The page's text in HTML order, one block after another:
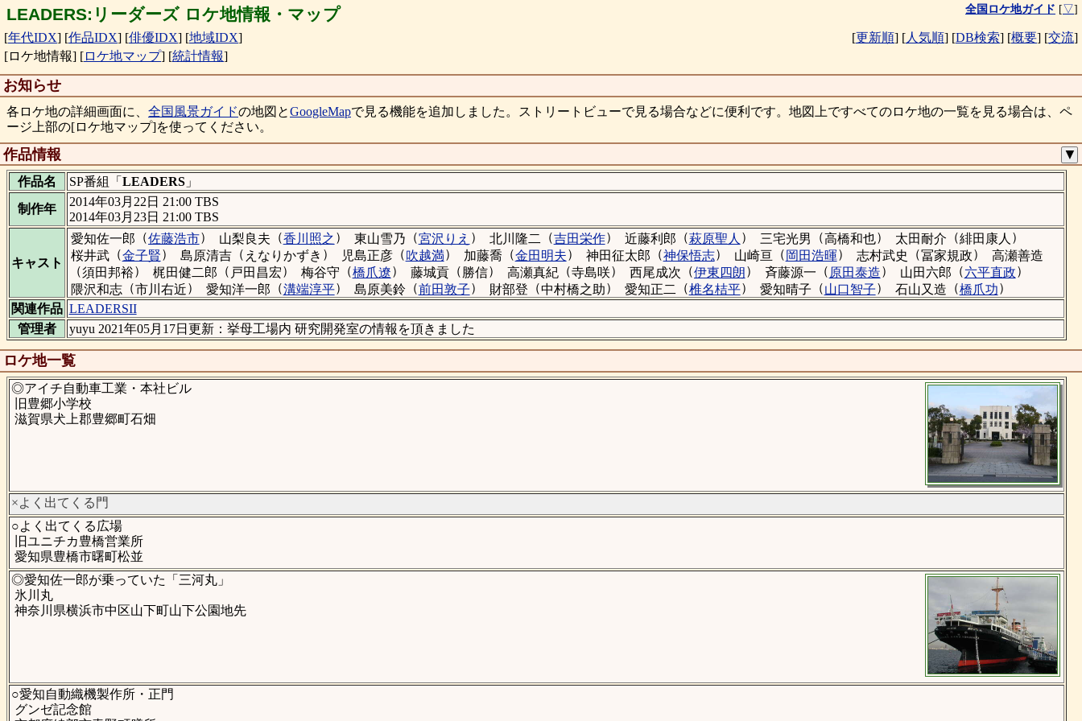
LEADERS:リーダーズ ロケ地情報・マップ 全国ロケ地ガイド [▽]
[年代IDX] [作品IDX] [俳優IDX] [地域IDX] [更新順] [人気順] [DB検索] [概要] [交流]
[ロケ地情報] [ロケ地マップ] [統計情報]
お知らせ
各ロケ地の詳細画面に、 全国風景ガイドの地図とGoogleMapで見る機能を追加しました。ストリートビューで見る場合などに便利です。地図上ですべてのロケ地の一覧を見る場合は、ペ
ージ上部の[ロケ地マップ]を使ってください。
作品情報 ▼
作品名 SP番組「 LEADERS」
制作年
2014年03月22日 21:00 TBS
2014年03月23日 21:00 TBS
キャスト
愛知佐一郎 （佐藤浩市） 山梨良夫 （香川照之 ） 東山雪乃 （宮沢りえ ） 北川隆二 （吉田栄作） 近藤利郎 （萩原聖人 ） 三宅光男 （高橋和也） 太田耐介 （緋田康人 ）
桜井武（金子賢） 島原清吉（ えなりかずき ） 児島正彦（吹越満） 加藤喬 （金田明夫） 神田征太郎 （神保悟志） 山崎亘 （ 岡田浩暉） 志村武史 （冨家規政）
高瀬善造
（須田邦裕） 梶田健二郎 （ 戸田昌宏） 梅谷守 （橋爪遼） 藤城貢（勝信） 高瀬真紀 （寺島咲） 西尾成次 （伊東四朗） 斉藤源一 （ 原田泰造） 山田六郎 （六平直政）
隈沢和志（市川右近） 愛知洋一郎 （溝端淳平） 島原美鈴（前田敦子） 財部登 （中村橋之助） 愛知正二 （椎名桔平） 愛知晴子 （山口智子） 石山又造 （橋爪功）
関連作品 LEADERSII
管理者
yuyu 2021年05月17日更新：挙母工場内 研究開発室の情報を頂きました
ロケ地一覧
◎アイチ自動車工業・本社ビル
旧豊郷小学校
滋賀県犬上郡豊郷町石畑
×よく出てくる門
○よく出てくる広場
旧ユニチカ豊橋営業所
愛知県豊橋市曙町松並
◎愛知佐一郎が乗っていた「三河丸」
氷川丸
神奈川県横浜市中区山下町山下公園地先
○愛知自動織機製作所・正門
グンゼ記念館